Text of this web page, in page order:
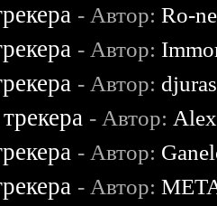
- Автор:Ro-
- Автор:
- Автор:
- Автор:
- Автор:
- Автор: